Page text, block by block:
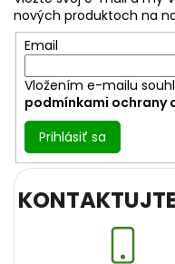
nových produktoch na
Email
Vložením e-mailu
podmínkami ochrany
Prihlásiť sa